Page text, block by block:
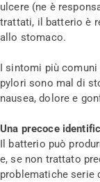
ulcere (ne è
trattati, il batterio è
allo stomaco.
I sintomi più
pylori sono mal di
nausea, dolore e
Una precoce
Il batterio può
e, se non trattato
problematiche serie